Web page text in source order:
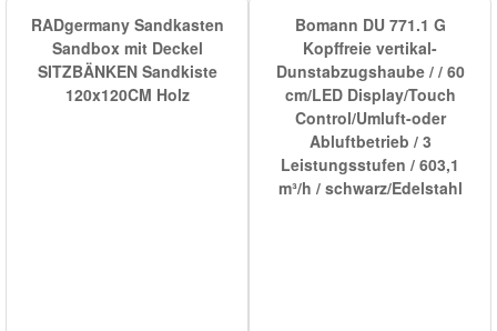
RADgermany Sandkasten
Sandbox mit Deckel
SITZBÄNKEN Sandkiste
120x120CM Holz
Bomann DU 771.1 G
Kopffreie vertikal-
Dunstabzugshaube / / 60
cm/LED Display/Touch
Control/Umluft-oder
Abluftbetrieb / 3
Leistungsstufen / 603,1
m³/h / schwarz/Edelstahl